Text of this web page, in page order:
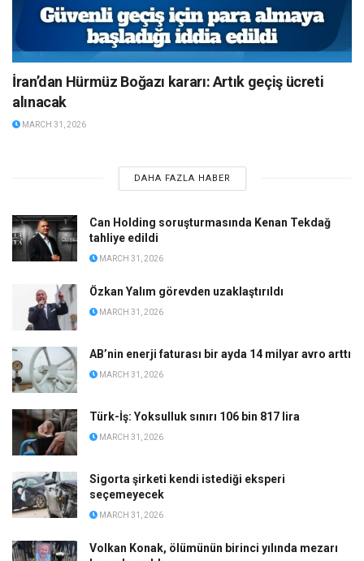
İran’dan Hürmüz Boğazı kararı: Artık geçiş ücreti
alınacak
MARCH 31, 2026
DAHA FAZLA HABER
Can Holding soruşturmasında Kenan Tekdağ
tahliye edildi
MARCH 31, 2026
Özkan Yalım görevden uzaklaştırıldı
MARCH 31, 2026
AB’nin enerji faturası bir ayda 14 milyar avro arttı
MARCH 31, 2026
Türk-İş: Yoksulluk sınırı 106 bin 817 lira
MARCH 31, 2026
Sigorta şirketi kendi istediği eksperi
seçemeyecek
MARCH 31, 2026
Volkan Konak, ölümünün birinci yılında mezarı